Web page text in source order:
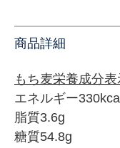
商品詳細
もち麦栄養成分
エネルギー
脂質3.6g
糖質54.8g